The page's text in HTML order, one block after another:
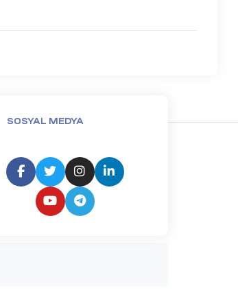
SOSYAL MEDYA